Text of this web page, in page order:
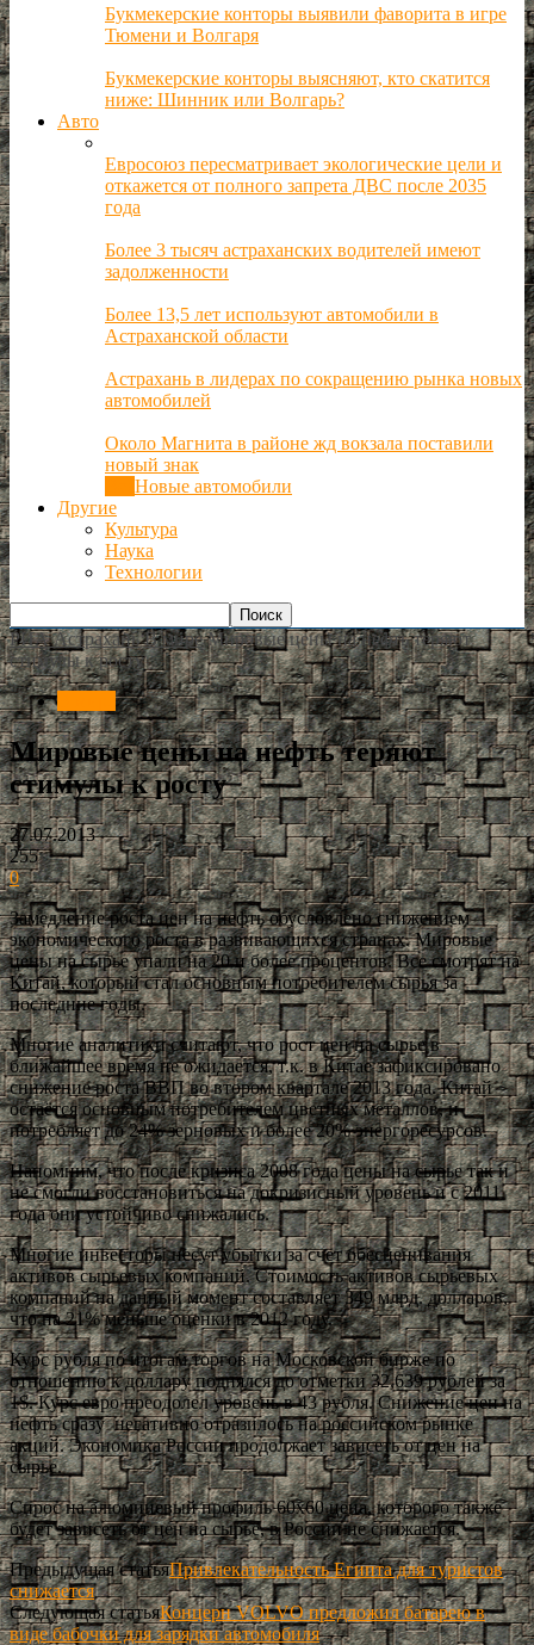
Букмекерские конторы выявили фаворита в игре
Тюмени и Волгаря
Букмекерские конторы выясняют, кто скатится
ниже: Шинник или Волгарь?
Авто
Евросоюз пересматривает экологические цели и
откажется от полного запрета ДВС после 2035
года
Более 3 тысяч астраханских водителей имеют
задолженности
Более 13,5 лет используют автомобили в
Астраханской области
Астрахань в лидерах по сокращению рынка новых
автомобилей
Около Магнита в районе жд вокзала поставили
новый знак
Новые автомобили
Другие
Культура
Наука
Технологии
РИА Астрахань В мире Мировые цены на нефть теряют
стимулы к росту
Мировые цены на нефть теряют
стимулы к росту
27.07.2013
255
0
Замедление роста цен на нефть обусловлено снижением
экономического роста в развивающихся странах. Мировые
цены на сырье упали на 20 и более процентов. Все смотрят на
Китай, который стал основным потребителем сырья за
последние годы.
Многие аналитики считают, что рост цен на сырье в
ближайшее время не ожидается, т.к. в Китае зафиксировано
снижение роста ВВП во втором квартале 2013 года. Китай
остаётся основным потребителем цветных металлов, и
потребляет до 24% зерновых и более 20% энергоресурсов.
Напомним, что после кризиса 2008 года цены на сырье так и
не смогли восстановиться на докризисный уровень и с 2011
года они устойчиво снижались.
Многие инвесторы несут убытки за счет обесценивания
активов сырьевых компаний. Стоимость активов сырьевых
компаний на данный момент составляет 349 млрд. долларов,
что на 21% меньше оценки в 2012 году.
Курс рубля по итогам торгов на Московской бирже по
отношению к доллару поднялся до отметки 32,639 рублей за
1$. Курс евро преодолел уровень в 43 рубля. Снижение цен на
нефть сразу негативно отразилось на российском рынке
акций. Экономика России продолжает зависеть от цен на
сырье.
Спрос на алюминевый профиль 60х60 цена, которого также
будет зависеть от цен на сырье, в России не снижается.
Предыдущая статьяПривлекательность Египта для туристов
снижается
Следующая статьяКонцерн VOLVO предложил батарею в
виде бабочки для зарядки автомобиля